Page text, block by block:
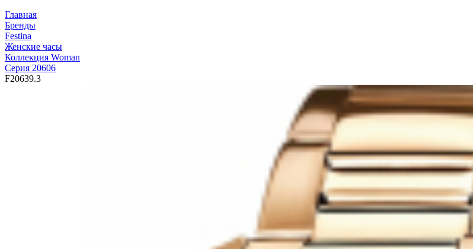
Главная
Бренды
Festina
Женские часы
Коллекция Woman
Серия 20606
F20639.3